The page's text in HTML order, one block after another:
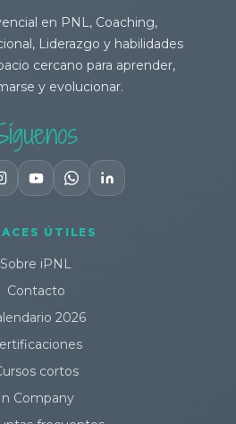
en PNL, Coaching,
Liderazgo y habilidades
cercano para aprender,
y evolucionar.
ÚTILES
Sobre iPNL
Contacto
2026
cortos
In Company